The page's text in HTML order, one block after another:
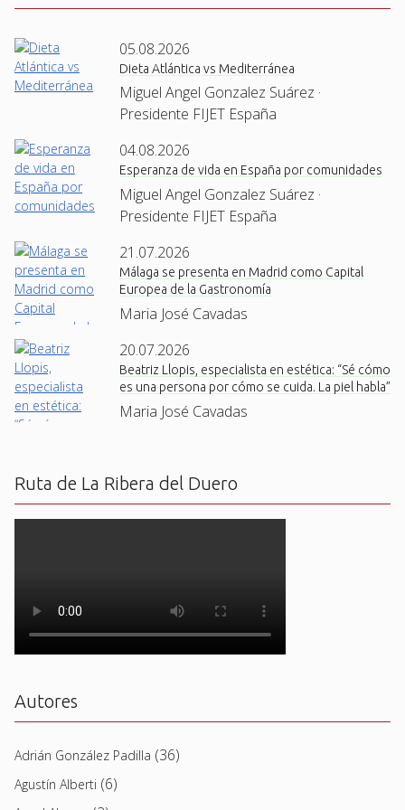
05.08.2026
Dieta Atlántica vs Mediterránea
Miguel Angel Gonzalez Suárez ·
Presidente FIJET España
04.08.2026
Esperanza de vida en España por comunidades
Miguel Angel Gonzalez Suárez ·
Presidente FIJET España
21.07.2026
Málaga se presenta en Madrid como Capital
Europea de la Gastronomía
Maria José Cavadas
20.07.2026
Beatriz Llopis, especialista en estética: “Sé cómo
es una persona por cómo se cuida. La piel habla”
Maria José Cavadas
Ruta de La Ribera del Duero
Autores
Adrián González Padilla (36)
Agustín Alberti (6)